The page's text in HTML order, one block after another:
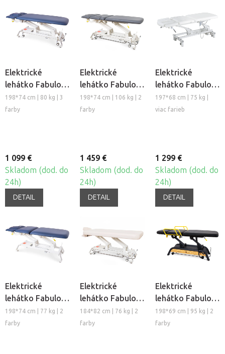
Elektrické
lehátko Fabulo
Camino BasePro
XB3
198*74 cm | 80 kg | 3
farby
1 099 €
Skladom (dod. do
24h)
DETAIL
Elektrické
lehátko Fabulo
Camino Infinity
XF2
198*74 cm | 106 kg | 2
farby
1 459 €
Skladom (dod. do
24h)
DETAIL
Elektrické
lehátko Fabulo
Allegra XF
197*68 cm | 75 kg |
viac farieb
1 299 €
Skladom (dod. do
24h)
DETAIL
Elektrické
lehátko Fabulo
Camino Infinity
XF1
198*74 cm | 77 kg | 2
farby
Elektrické
lehátko Fabulo
Camino Flat
184*82 cm | 76 kg | 2
farby
Elektrické
lehátko Fabulo
Nexus XC1
198*69 cm | 95 kg | 2
farby